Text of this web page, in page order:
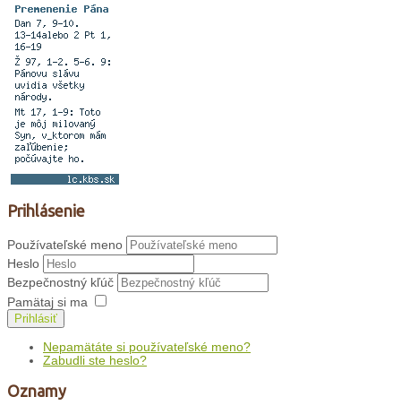
Prihlásenie
Používateľské meno
Heslo
Bezpečnostný kľúč
Pamätaj si ma
Prihlásiť
Nepamätáte si používateľské meno?
Zabudli ste heslo?
Oznamy